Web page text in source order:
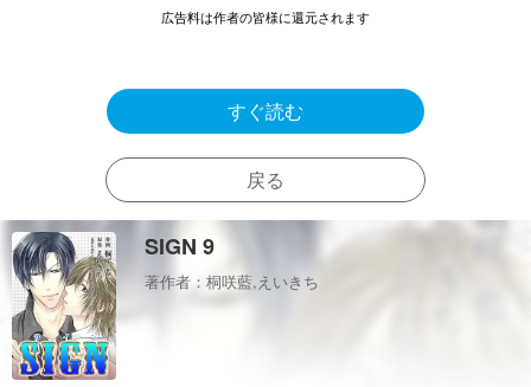
広告料は作者の皆様に還元されます
すぐ読む
戻る
SIGN 9
著作者：桐咲藍,えいきち